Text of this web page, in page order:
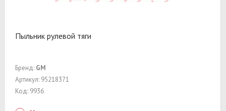
Пыльник рулевой тяги
Бренд: GM
Артикул: 95218371
Код: 9936